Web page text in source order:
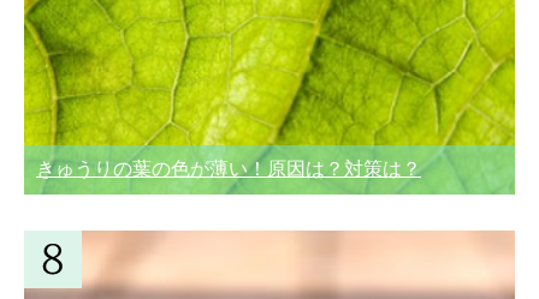
きゅうりの葉の色が薄い！原因は？対策は？